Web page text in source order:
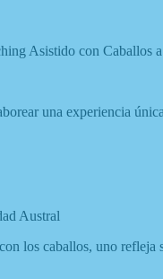
Asistido con Caballos
una experiencia
Austral
los caballos, uno